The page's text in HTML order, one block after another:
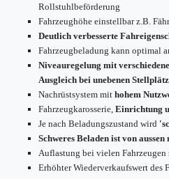
Rollstuhlbeförderung
Fahrzeughöhe einstellbar z.B.
Deutlich verbesserte
Fahrzeugbeladung kann optimal
Niveauregelung mit
Ausgleich bei unebenen
Nachrüstsystem mit hohem
Fahrzeugkarosserie, Einrichtung
Je nach Beladungszustand wird
Schweres Beladen ist von
Auflastung bei vielen
Erhöhter Wiederverkaufswert des